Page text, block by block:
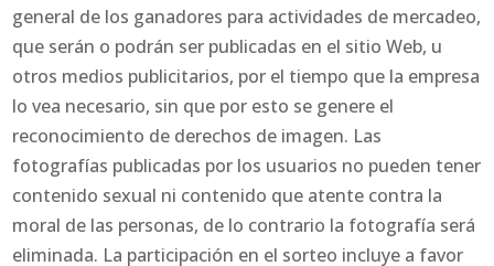
general de los ganadores para actividades de mercadeo,
que serán o podrán ser publicadas en el sitio Web, u
otros medios publicitarios, por el tiempo que la empresa
lo vea necesario, sin que por esto se genere el
reconocimiento de derechos de imagen. Las
fotografías publicadas por los usuarios no pueden tener
contenido sexual ni contenido que atente contra la
moral de las personas, de lo contrario la fotografía será
eliminada. La participación en el sorteo incluye a favor